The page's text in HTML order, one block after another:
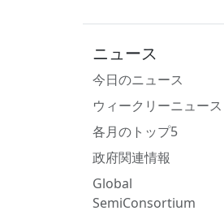
ニュース
今日のニュース
ウィークリーニュース
各月のトップ5
政府関連情報
Global
SemiConsortium